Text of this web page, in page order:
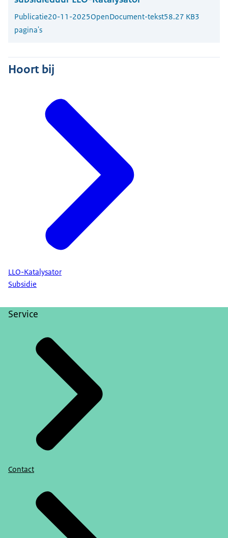
Publicatie20-11-2025OpenDocument-tekst58.27 KB3
pagina's
Hoort bij
LLO-Katalysator
Subsidie
Service
Contact